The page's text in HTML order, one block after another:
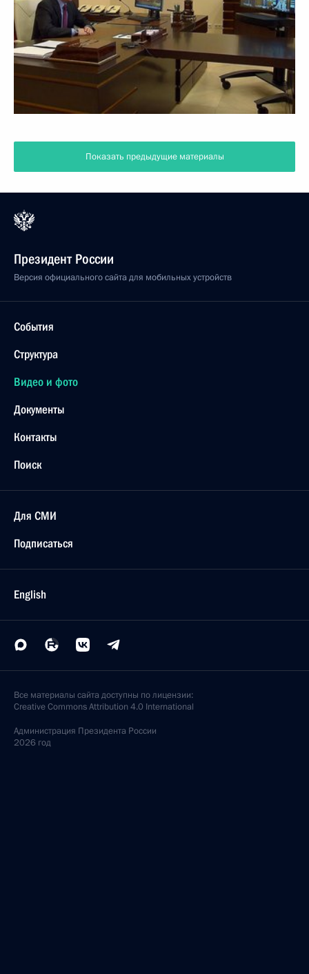
Показать предыдущие материалы
Президент России
Версия официального сайта для мобильных устройств
События
Структура
Видео и фото
Документы
Контакты
Поиск
Для СМИ
Подписаться
English
Все материалы сайта доступны по лицензии:
Creative Commons Attribution 4.0 International
Администрация Президента России
2026 год